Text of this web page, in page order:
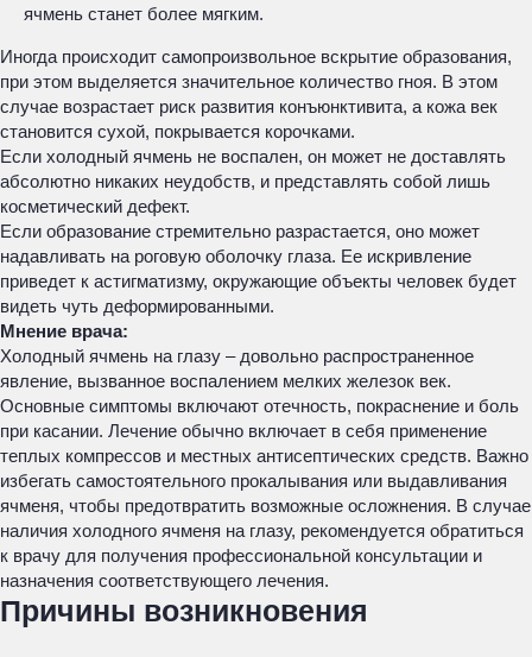
ячмень станет более мягким.
Иногда происходит самопроизвольное вскрытие образования,
при этом выделяется значительное количество гноя. В этом
случае возрастает риск развития конъюнктивита, а кожа век
становится сухой, покрывается корочками.
Если холодный ячмень не воспален, он может не доставлять
абсолютно никаких неудобств, и представлять собой лишь
косметический дефект.
Если образование стремительно разрастается, оно может
надавливать на роговую оболочку глаза. Ее искривление
приведет к астигматизму, окружающие объекты человек будет
видеть чуть деформированными.
Мнение врача:
Холодный ячмень на глазу – довольно распространенное
явление, вызванное воспалением мелких железок век.
Основные симптомы включают отечность, покраснение и боль
при касании. Лечение обычно включает в себя применение
теплых компрессов и местных антисептических средств. Важно
избегать самостоятельного прокалывания или выдавливания
ячменя, чтобы предотвратить возможные осложнения. В случае
наличия холодного ячменя на глазу, рекомендуется обратиться
к врачу для получения профессиональной консультации и
назначения соответствующего лечения.
Причины возникновения